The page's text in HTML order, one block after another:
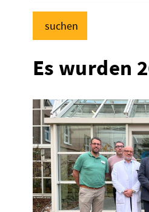
suchen
Es wurden